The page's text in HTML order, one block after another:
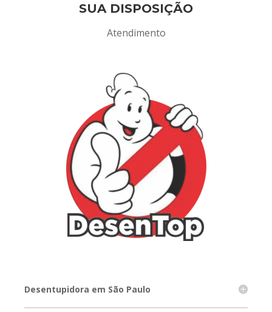
SUA DISPOSIÇÃO
Atendimento
Desentupidora em São Paulo